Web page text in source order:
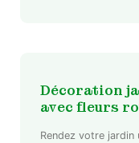
Décoration
avec fleurs
Rendez votre jardin